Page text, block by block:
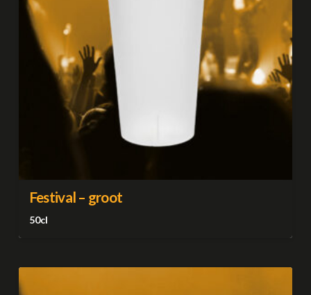
Festival – groot
50cl